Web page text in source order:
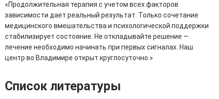
«Продолжительная терапия с учетом всех факторов
зависимости дает реальный результат. Только сочетание
медицинского вмешательства и психологической поддержки
стабилизирует состояние. Не откладывайте решение —
лечение необходимо начинать при первых сигналах. Наш
центр во Владимире открыт круглосуточно.»
Список литературы